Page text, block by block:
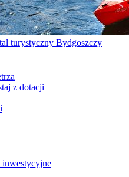
turystyczny Bydgoszczy
z dotacji
inwestycyjne